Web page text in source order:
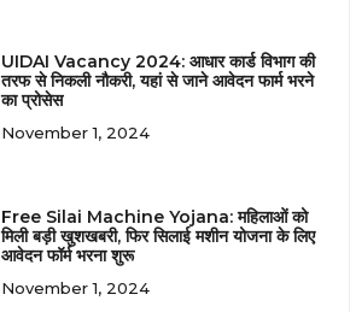
UIDAI Vacancy 2024: आधार कार्ड विभाग की
तरफ से निकली नौकरी, यहां से जाने आवेदन फार्म भरने
का प्रोसेस
November 1, 2024
Free Silai Machine Yojana: महिलाओं को
मिली बड़ी खुशखबरी, फिर सिलाई मशीन योजना के लिए
आवेदन फॉर्म भरना शुरू
November 1, 2024